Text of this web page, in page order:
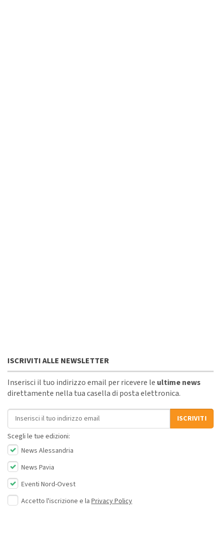
ISCRIVITI ALLE NEWSLETTER
Inserisci il tuo indirizzo email per ricevere le ultime news
direttamente nella tua casella di posta elettronica.
Indirizzo email
ISCRIVITI
Scegli le tue edizioni:
News Alessandria
News Pavia
Eventi Nord-Ovest
Accetto l'iscrizione e la Privacy Policy